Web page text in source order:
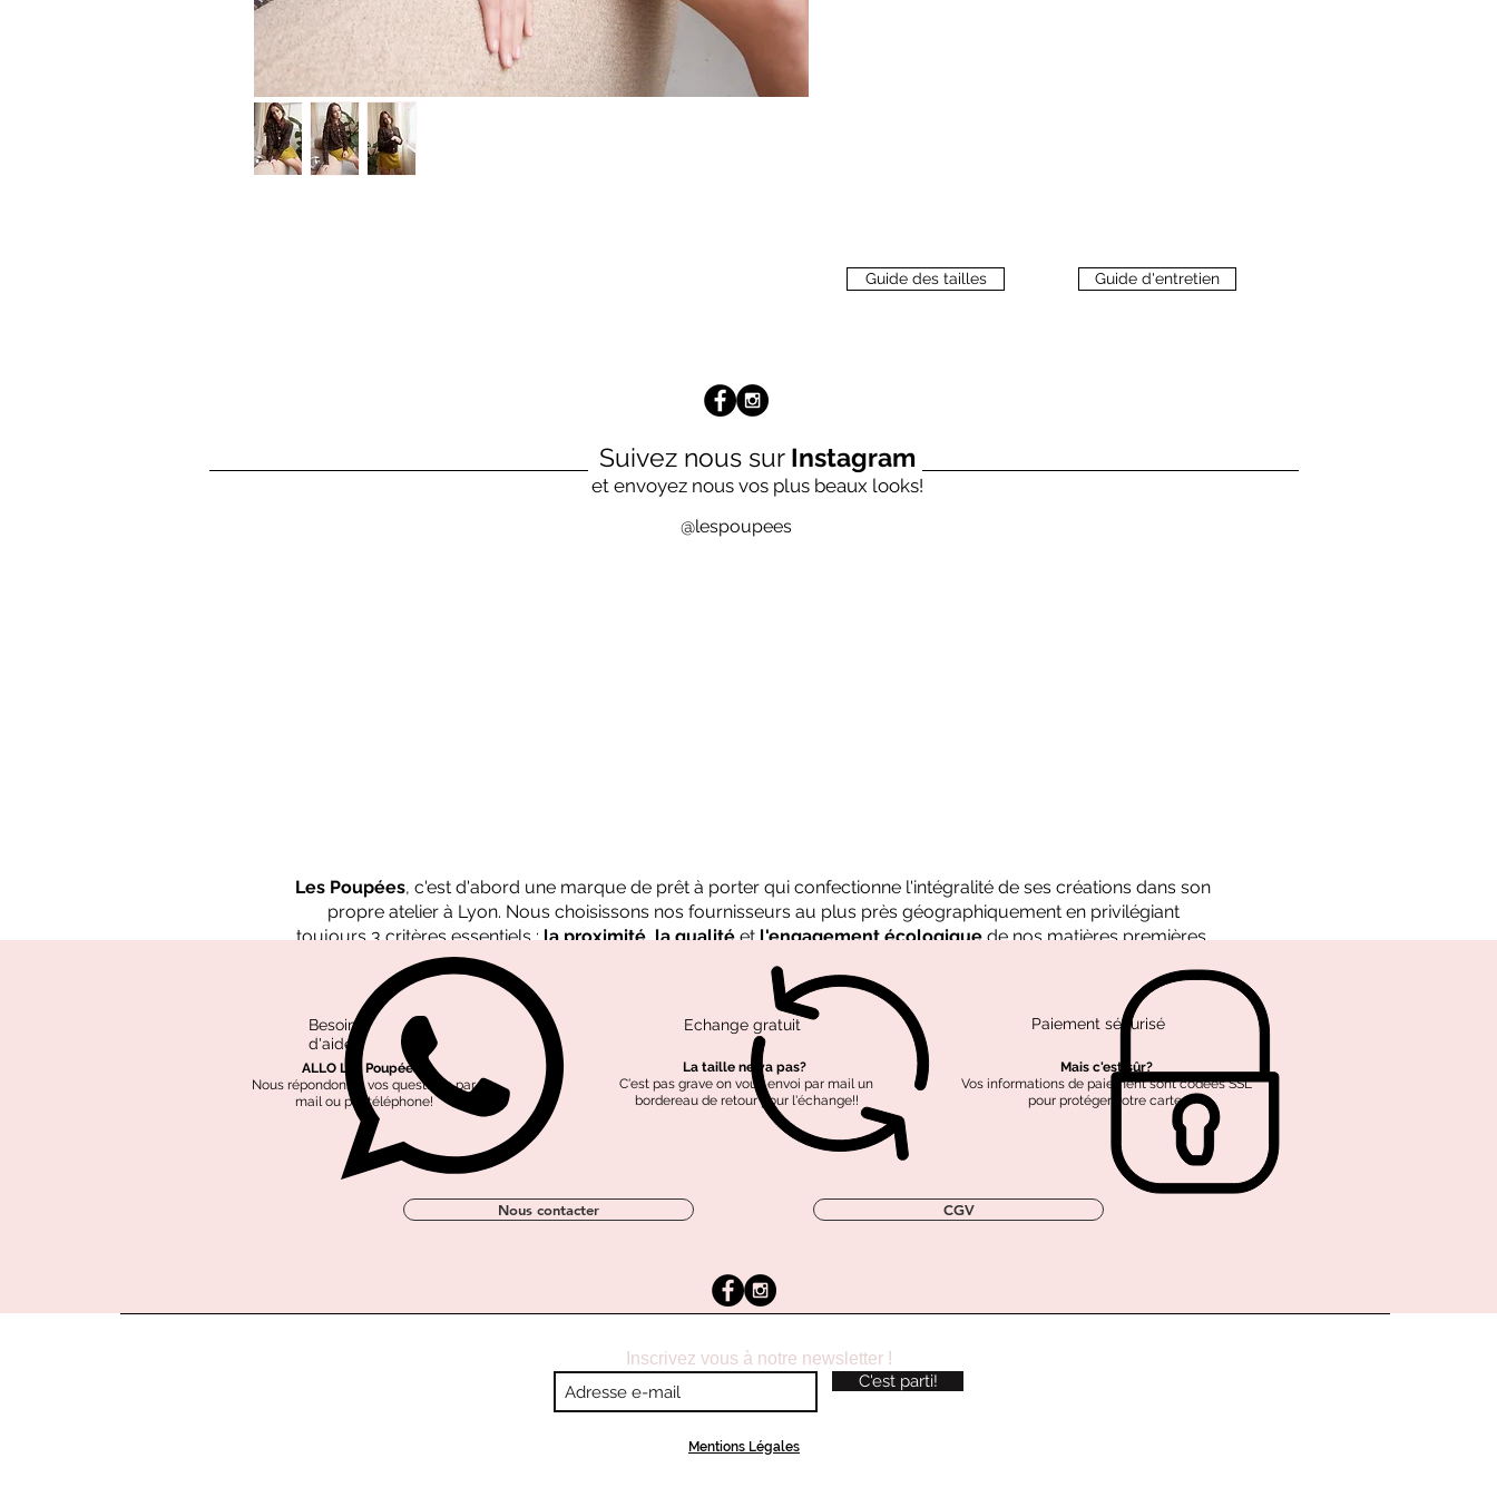
Guide des tailles Guide d'entretien
Suivez nous sur Instagram
et envoyez nous vos plus beaux looks!
@lespoupees
Les Poupées, c'est d'abord une marque de prêt à porter qui confectionne l'intégralité de ses créations dans son
propre atelier à Lyon. Nous choisissons nos fournisseurs au plus près géographiquement en privilégiant
toujours 3 critères essentiels :la proximité,la qualitéetl'engagement écologiquede nos matières premières.
Polyester recyclé
Coton labellisé GOTS
Tissus labellisé OEKO-
Besoin
d'aide?
ALLO Les Poupées?
Nous répondons à vos questions par
mail ou par téléphone!
Echange gratuit
La taille ne va pas?
C'est pas grave on vous envoi par mail un
bordereau de retour pour l'échange!!
Paiement sécurisé
Mais c'est sûr?
Vos informations de paiement sont codées SSL
pour protéger votre carte.
Nous contacter CGV
Inscrivez vous à notre newsletter !
C'est parti!
Mentions Légales